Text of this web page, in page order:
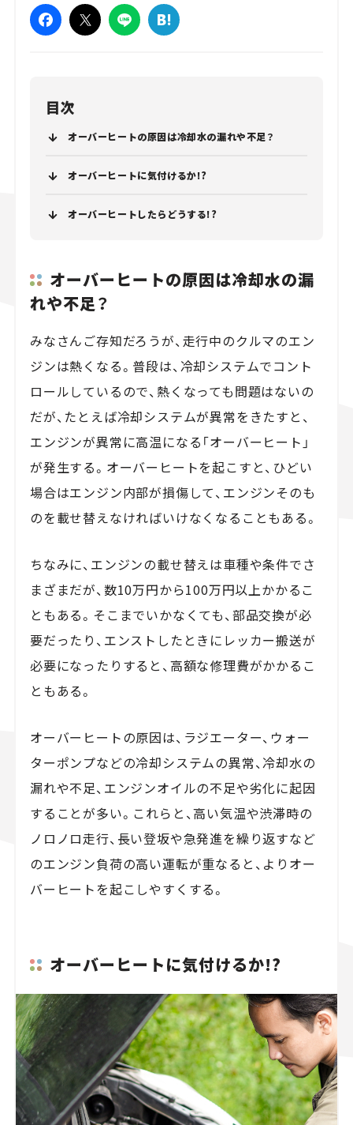
目次
オーバーヒートの原因は冷却水の漏れや不足？
オーバーヒートに気付けるか!?
オーバーヒートしたらどうする!?
オーバーヒートの原因は冷却水の漏
れや不足？
みなさんご存知だろうが、走行中のクルマのエン
ジンは熱くなる。普段は、冷却システムでコント
ロールしているので、熱くなっても問題はないの
だが、たとえば冷却システムが異常をきたすと、
エンジンが異常に高温になる「オーバーヒート」
が発生する。オーバーヒートを起こすと、ひどい
場合はエンジン内部が損傷して、エンジンそのも
のを載せ替えなければいけなくなることもある。
ちなみに、エンジンの載せ替えは車種や条件でさ
まざまだが、数10万円から100万円以上かかるこ
ともある。そこまでいかなくても、部品交換が必
要だったり、エンストしたときにレッカー搬送が
必要になったりすると、高額な修理費がかかるこ
ともある。
オーバーヒートの原因は、ラジエーター、ウォー
ターポンプなどの冷却システムの異常、冷却水の
漏れや不足、エンジンオイルの不足や劣化に起因
することが多い。これらと、高い気温や渋滞時の
ノロノロ走行、長い登坂や急発進を繰り返すなど
のエンジン負荷の高い運転が重なると、よりオー
バーヒートを起こしやすくする。
オーバーヒートに気付けるか!?